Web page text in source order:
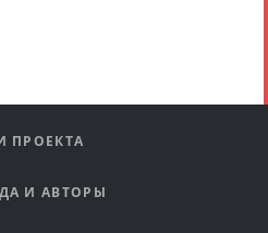
ПРОЕКТА
И АВТОРЫ